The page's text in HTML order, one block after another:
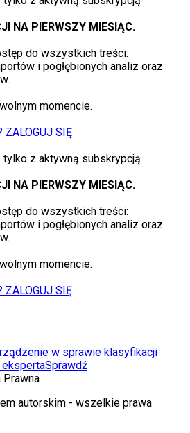
NA PIERWSZY MIESIĄC.
do wszystkich treści:
i pogłębionych analiz oraz
momencie.
SIĘ
tylko z aktywną subskrypcją
NA PIERWSZY MIESIĄC.
do wszystkich treści:
i pogłębionych analiz oraz
momencie.
SIĘ
w sprawie klasyfikacji
ekspertaSprawdź
Prawna
autorskim - wszelkie prawa